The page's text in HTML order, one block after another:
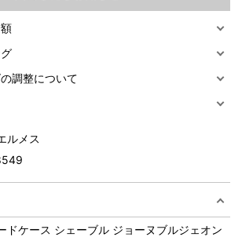
調整について
ルメス
ドケース シェーブル ジョーヌブルジェオン